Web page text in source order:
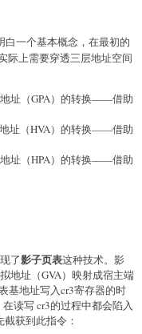
白一个基本概念，在最初的
际上需要穿透三层地址空间
址（GPA）的转换——借助
址（HVA）的转换——借助
址（HPA）的转换——借助
了影子页表这种技术。影
地址（GVA）映射成宿主端
基地址写入cr3寄存器的时
读写 cr3的过程中都会陷入
获到此指令：